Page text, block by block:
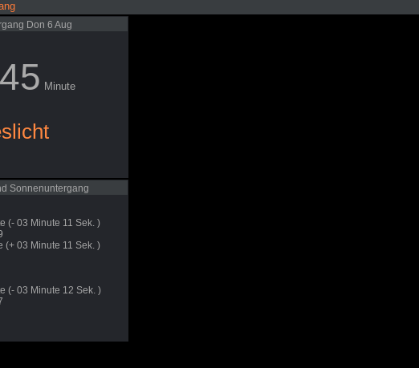
Don 6 Aug
Minute
Sonnenuntergang
(- 03 Minute 11 Sek. )
(+ 03 Minute 11 Sek. )
(- 03 Minute 12 Sek. )